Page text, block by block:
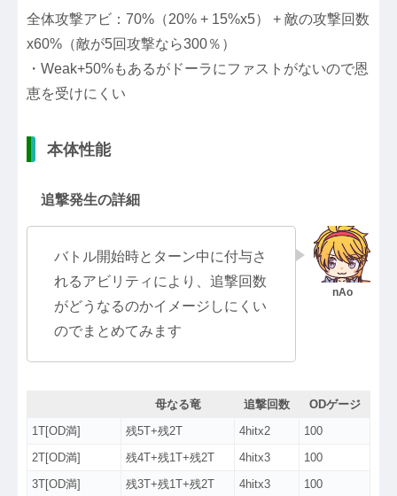
全体攻撃アビ：70%（20% + 15%x5） + 敵の攻撃回数
x60%（敵が5回攻撃なら300％）
・Weak+50%もあるがドーラにファストがないので恩
恵を受けにくい
本体性能
追撃発生の詳細
バトル開始時とターン中に付与さ
れるアビリティにより、追撃回数
がどうなるのかイメージしにくい
のでまとめてみます
母なる竜 追撃回数
ODゲージ
1T[OD満]
残5T+残2T 4hitx2
100
2T[OD満]
残4T+残1T+残2T 4hitx3
100
3T[OD満]
残3T+残1T+残2T 4hitx3
100